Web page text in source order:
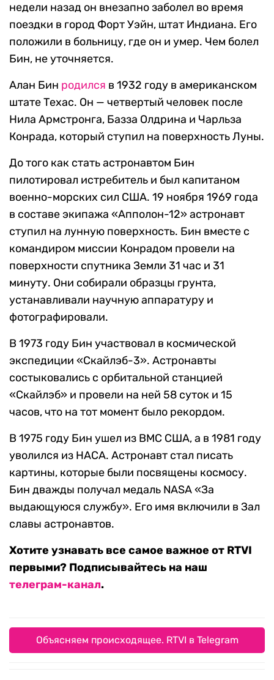
недели назад он внезапно заболел во время
поездки в город Форт Уэйн, штат Индиана. Его
положили в больницу, где он и умер. Чем болел
Бин, не уточняется.
Алан Бин родился в 1932 году в американском
штате Техас. Он — четвертый человек после
Нила Армстронга, Базза Олдрина и Чарльза
Конрада, который ступил на поверхность Луны.
До того как стать астронавтом Бин
пилотировал истребитель и был капитаном
военно-морских сил США. 19 ноября 1969 года
в составе экипажа «Апполон-12» астронавт
ступил на лунную поверхность. Бин вместе с
командиром миссии Конрадом провели на
поверхности спутника Земли 31 час и 31
минуту. Они собирали образцы грунта,
устанавливали научную аппаратуру и
фотографировали.
В 1973 году Бин участвовал в космической
экспедиции «Скайлэб-3». Астронавты
состыковались с орбитальной станцией
«Скайлэб» и провели на ней 58 суток и 15
часов, что на тот момент было рекордом.
В 1975 году Бин ушел из ВМС США, а в 1981 году
уволился из НАСА. Астронавт стал писать
картины, которые были посвящены космосу.
Бин дважды получал медаль NASA «За
выдающуюся службу». Его имя включили в Зал
славы астронавтов.
Хотите узнавать все самое важное от RTVI
первыми? Подписывайтесь на наш
телеграм-канал.
Объясняем происходящее. RTVI в Telegram